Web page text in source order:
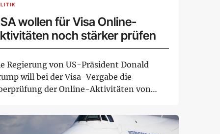
wollen für Visa Online-
noch stärker prüfen
Regierung von US-Präsident Donald
will bei der Visa-Vergabe die
der Online-Aktivitäten von